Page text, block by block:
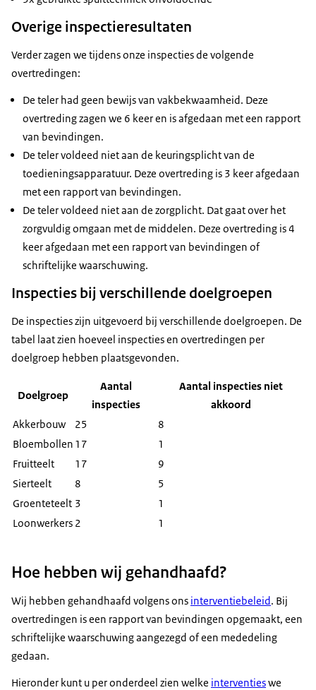
Overige inspectieresultaten
Verder zagen we tijdens onze inspecties de volgende
overtredingen:
De teler had geen bewijs van vakbekwaamheid. Deze
overtreding zagen we 6 keer en is afgedaan met een rapport
van bevindingen.
De teler voldeed niet aan de keuringsplicht van de
toedieningsapparatuur. Deze overtreding is 3 keer afgedaan
met een rapport van bevindingen.
De teler voldeed niet aan de zorgplicht. Dat gaat over het
zorgvuldig omgaan met de middelen. Deze overtreding is 4
keer afgedaan met een rapport van bevindingen of
schriftelijke waarschuwing.
Inspecties bij verschillende doelgroepen
De inspecties zijn uitgevoerd bij verschillende doelgroepen. De
tabel laat zien hoeveel inspecties en overtredingen per
doelgroep hebben plaatsgevonden.
Doelgroep
Aantal
inspecties
Aantal inspecties niet
akkoord
Akkerbouw
25
8
Bloembollen 17
1
Fruitteelt
17
9
Sierteelt
8
5
Groenteteelt 3
1
Loonwerkers 2 1
Hoe hebben wij gehandhaafd?
Wij hebben gehandhaafd volgens ons interventiebeleid. Bij
overtredingen is een rapport van bevindingen opgemaakt, een
schriftelijke waarschuwing aangezegd of een mededeling
gedaan.
Hieronder kunt u per onderdeel zien welke interventieswe